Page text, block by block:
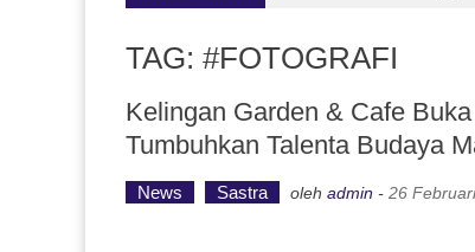
TAG: #FOTOGRAFI
Kelingan Garden & Cafe
Tumbuhkan Talenta Budaya
News Sastra oleh admin - 26